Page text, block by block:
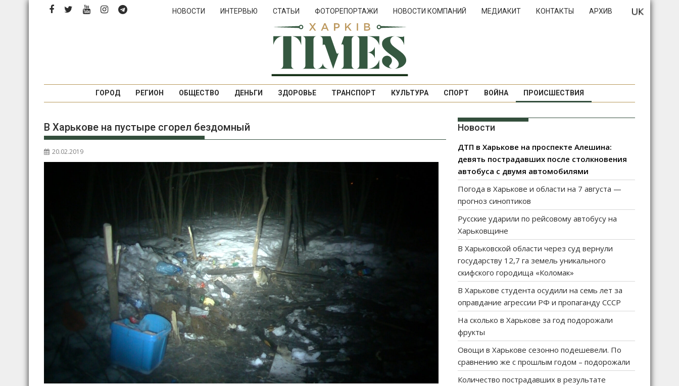
Перейти
НОВОСТИ ИНТЕРВЬЮ СТАТЬИ ФОТОРЕПОРТАЖИ НОВОСТИ КОМПАНИЙ МЕДИАКИТ КОНТАКТЫ АРХИВ
ГОРОД РЕГИОН ОБЩЕСТВО ДЕНЬГИ ЗДОРОВЬЕ ТРАНСПОРТ КУЛЬТУРА СПОРТ ВОЙНА ПРОИСШЕСТВИЯ
В Харькове на пустыре сгорел бездомный
20.02.2019
Новости
ДТП в Харькове на проспекте Алешина:
девять пострадавших после столкновения
автобуса с двумя автомобилями
Погода в Харькове и области на 7 августа —
прогноз синоптиков
Русские ударили по рейсовому автобусу на
Харьковщине
В Харьковской области через суд вернули
государству 12,7 га земель уникального
скифского городища «Коломак»
В Харькове студента осудили на семь лет за
оправдание агрессии РФ и пропаганду СССР
На сколько в Харькове за год подорожали
фрукты
Овощи в Харькове сезонно подешевели. По
сравнению же с прошлым годом – подорожали
Количество пострадавших в результате